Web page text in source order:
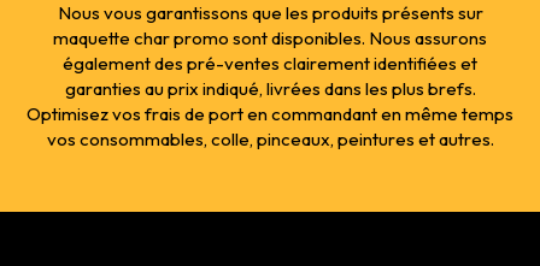
Nous vous garantissons que les produits présents sur
maquette char promo sont disponibles. Nous assurons
également des pré-ventes clairement identifiées et
garanties au prix indiqué, livrées dans les plus brefs.
Optimisez vos frais de port en commandant en même temps
vos consommables, colle, pinceaux, peintures et autres.